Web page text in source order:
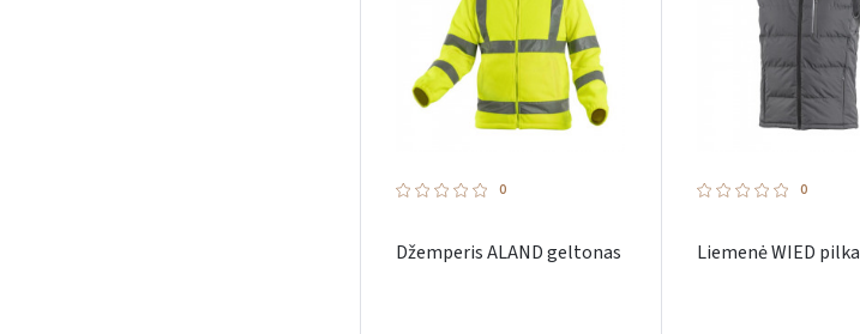
0
Džemperis ALAND geltonas
0
Liemenė WIED pilka